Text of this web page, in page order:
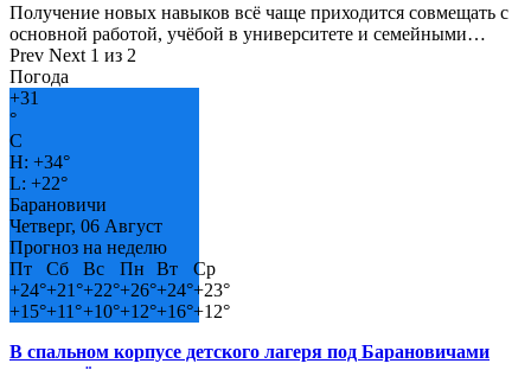
Получение новых навыков всё чаще приходится совмещать с
основной работой, учёбой в университете и семейными…
Prev Next 1 из 2
Погода
+31
°
C
H: +34°
L: +22°
Барановичи
Четверг, 06 Август
Прогноз на неделю
Пт
Сб Вс Пн Вт
Ср
+24°+21°+22°+26°+24°+23°
+15°+11°+10°+12°+16°+12°
В спальном корпусе детского лагеря под Барановичами